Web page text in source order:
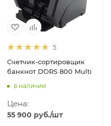
5
Счетчик-сортировщик
банкнот DORS 800 Multi
в наличии
Цена:
55 900 руб./шт